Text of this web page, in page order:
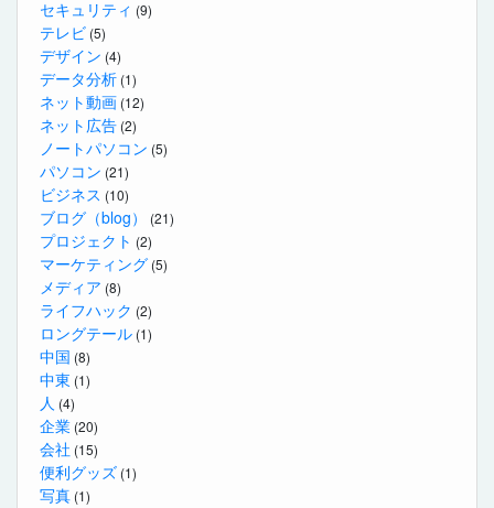
セキュリティ (9)
テレビ (5)
デザイン (4)
データ分析 (1)
ネット動画 (12)
ネット広告 (2)
ノートパソコン (5)
パソコン (21)
ビジネス (10)
ブログ（blog） (21)
プロジェクト (2)
マーケティング (5)
メディア (8)
ライフハック (2)
ロングテール (1)
中国 (8)
中東 (1)
人 (4)
企業 (20)
会社 (15)
便利グッズ (1)
写真 (1)